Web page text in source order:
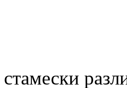
стамески